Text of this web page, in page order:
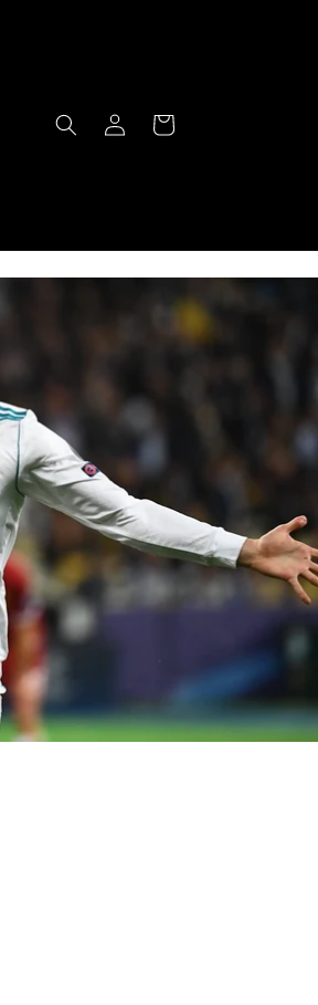
Iniciar
sesión
Carrito